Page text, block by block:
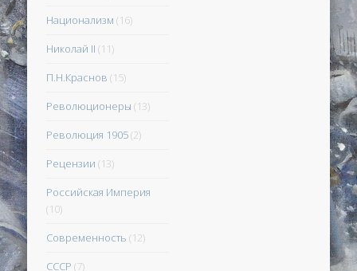
Национализм (16)
Николай II (11)
П.Н.Краснов (15)
Революционеры (13)
Революция 1905(2)
Рецензии (13)
Российская Империя
(10)
Современность (12)
СССР (7)